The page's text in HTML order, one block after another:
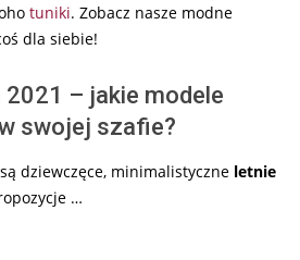
tuniki. Zobacz nasze modne
dla siebie!
2021 – jakie modele
swojej szafie?
dziewczęce, minimalistyczne letnie
…